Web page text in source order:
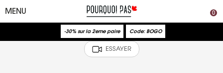
-30% sur la 2eme paire Code: BOGO
0
ESSAYER